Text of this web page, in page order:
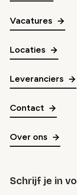
Vacatures
Locaties
Leveranciers
Contact
Over ons
Schrijf je in